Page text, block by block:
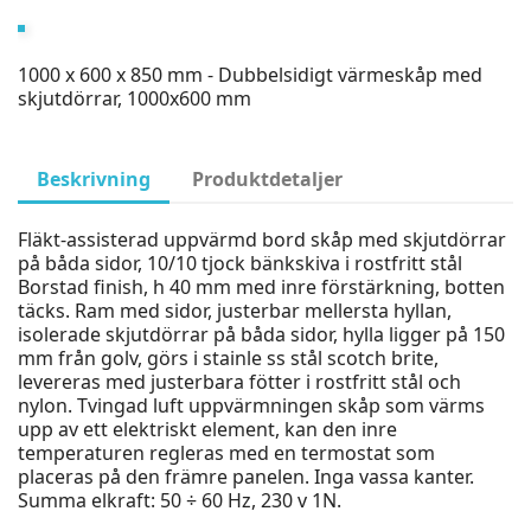
1000 x 600 x 850 mm - Dubbelsidigt värmeskåp med
skjutdörrar, 1000x600 mm
Beskrivning Produktdetaljer
Fläkt-assisterad uppvärmd bord skåp med skjutdörrar
på båda sidor, 10/10 tjock bänkskiva i rostfritt stål
Borstad finish, h 40 mm med inre förstärkning, botten
täcks. Ram med sidor, justerbar mellersta hyllan,
isolerade skjutdörrar på båda sidor, hylla ligger på 150
mm från golv, görs i stainle ss stål scotch brite,
levereras med justerbara fötter i rostfritt stål och
nylon. Tvingad luft uppvärmningen skåp som värms
upp av ett elektriskt element, kan den inre
temperaturen regleras med en termostat som
placeras på den främre panelen. Inga vassa kanter.
Summa elkraft: 50 ÷ 60 Hz, 230 v 1N.